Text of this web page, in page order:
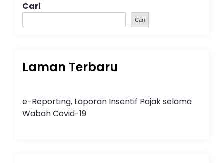
Cari
Cari
Laman Terbaru
e-Reporting, Laporan Insentif Pajak selama
Wabah Covid-19